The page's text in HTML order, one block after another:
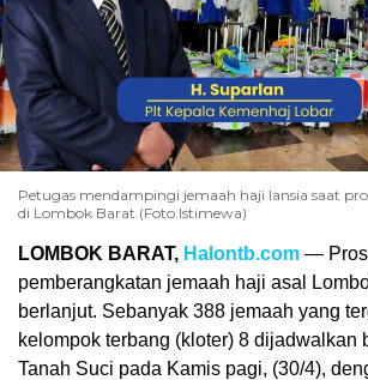
Petugas mendampingi jemaah haji lansia saat
di Lombok Barat.(Foto.Istimewa)
LOMBOK BARAT, Halontb.com —
pemberangkatan jemaah haji asal
berlanjut. Sebanyak 388 jemaah yang
kelompok terbang (kloter) 8 dijadwalkan
Tanah Suci pada Kamis pagi, (30/4),